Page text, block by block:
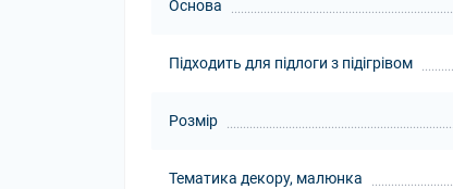
Основа
Підходить для підлоги з підігрівом
Розмір
Тематика декору, малюнка